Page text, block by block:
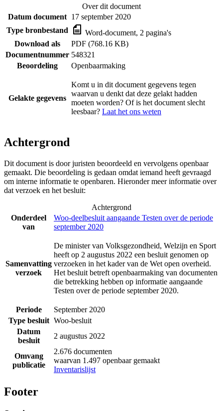
Over dit document
Datum document 17 september 2020
Type bronbestand
Word-document, 2 pagina's
Download als
PDF (768.16 KB)
Documentnummer 548321
Beoordeling
Openbaarmaking
Gelakte gegevens
Komt u in dit document gegevens tegen
waarvan u denkt dat deze gelakt hadden
moeten worden? Of is het document slecht
leesbaar? Laat het ons weten
Achtergrond
Dit document is door juristen beoordeeld en vervolgens openbaar
gemaakt. Die beoordeling is gedaan omdat iemand heeft gevraagd
om interne informatie te openbaren. Hieronder meer informatie over
dat verzoek en het besluit:
Achtergrond
Onderdeel
van
Woo-deelbesluit aangaande Testen over de periode
september 2020
Samenvatting
verzoek
De minister van Volksgezondheid, Welzijn en Sport
heeft op 2 augustus 2022 een besluit genomen op
verzoeken in het kader van de Wet open overheid.
Het besluit betreft openbaarmaking van documenten
die betrekking hebben op informatie aangaande
Testen over de periode september 2020.
Periode
September 2020
Type besluit Woo-besluit
Datum
besluit
2 augustus 2022
Omvang
publicatie
2.676 documenten
waarvan 1.497 openbaar gemaakt
Inventarislijst
Footer